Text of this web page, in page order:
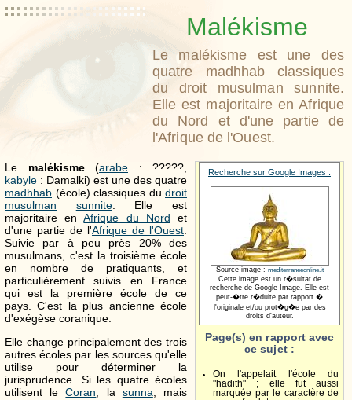
Malékisme
Le malékisme est une des
quatre madhhab classiques
du droit musulman sunnite.
Elle est majoritaire en Afrique
du Nord et d'une partie de
l'Afrique de l'Ouest.
Recherche sur Google Images :
Source image : mediterraneeonline.it
Cette image est un r�sultat de
recherche de Google Image. Elle est
peut-�tre r�duite par rapport �
l'originale et/ou prot�g�e par des
droits d'auteur.
Page(s) en rapport avec
ce sujet :
On l'appelait l'école du
"hadith" ; elle fut aussi
marquée par le caractère de
Le malékisme(arabe : ?????,
kabyle : Damalki) est une des quatre
madhhab (école) classiques du droit
musulman
sunnite. Elle est
majoritaire enAfrique du Nord et
d'une partie de l'Afrique de l'Ouest
Suivie par à peu près 20% des
musulmans, c'est la troisième école
en nombre de pratiquants, et
particulièrement suivis en France
qui est la première école de ce
pays. C'est la plus ancienne école
d'exégèse coranique.
Elle change principalement des trois
autres écoles par les sources qu'elle
utilise pour déterminer la
jurisprudence. Si les quatre écoles
utilisent leCoran, la sunna, mais